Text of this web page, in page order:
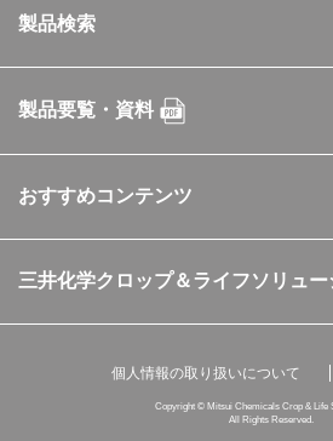
製品検索
製品要覧・資料
おすすめコンテンツ
三井化学クロップ＆ライフソリュ
個人情報の取り扱いについて
Copyright © Mitsui Chemicals Crop & Life
All Rights Reserved.